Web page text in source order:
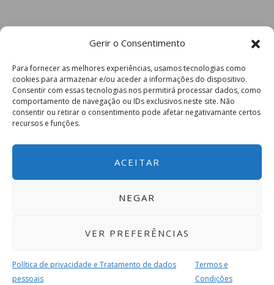
Gerir o Consentimento
Para fornecer as melhores experiências, usamos tecnologias como
cookies para armazenar e/ou aceder a informações do dispositivo.
Consentir com essas tecnologias nos permitirá processar dados, como
comportamento de navegação ou IDs exclusivos neste site. Não
consentir ou retirar o consentimento pode afetar negativamante certos
recursos e funções.
ACEITAR
NEGAR
VER PREFERÊNCIAS
Política de privacidade e Tratamento de dados
pessoais
Termos e
Condições